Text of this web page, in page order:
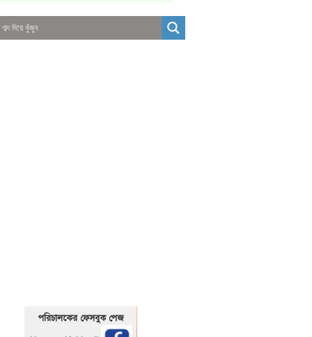
পরিচালকের ফেসবুক পেজ